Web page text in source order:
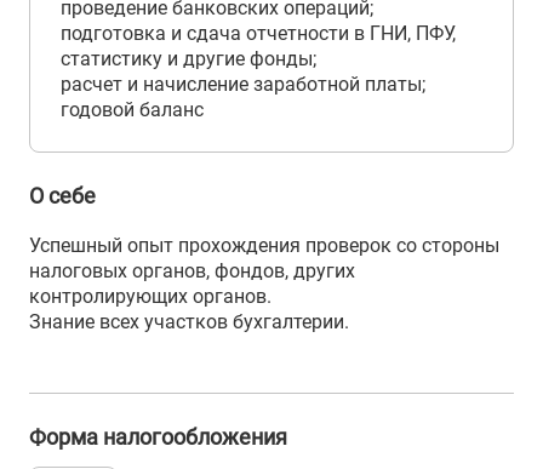
проведение банковских операций;
подготовка и сдача отчетности в ГНИ, ПФУ,
статистику и другие фонды;
расчет и начисление заработной платы;
годовой баланс
О себе
Успешный опыт прохождения проверок со стороны
налоговых органов, фондов, других
контролирующих органов.
Знание всех участков бухгалтерии.
Форма налогообложения